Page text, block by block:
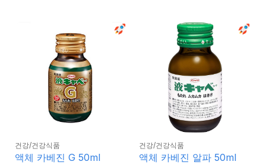
건강/건강식품
액체 카베진 G 50ml
건강/건강식품
액체 카베진 알파 50ml